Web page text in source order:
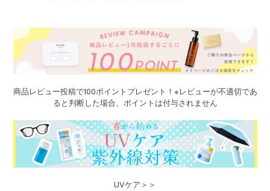
商品レビュー投稿で100ポイントプレゼント！※レビューが不適切であ
ると判断した場合、ポイントは付与されません
UVケア＞＞